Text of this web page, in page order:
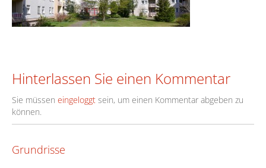
Hinterlassen Sie einen Kommentar
Sie müssen eingeloggt sein, um einen Kommentar abgeben zu
können.
Grundrisse